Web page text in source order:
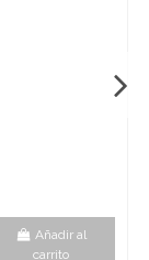
Añadir al
carrito